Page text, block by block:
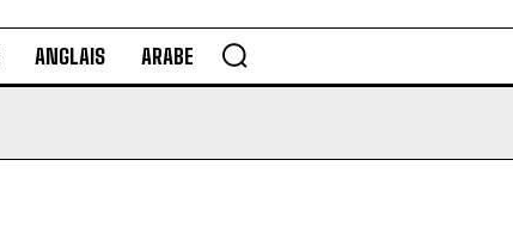
ANGLAIS ARABE